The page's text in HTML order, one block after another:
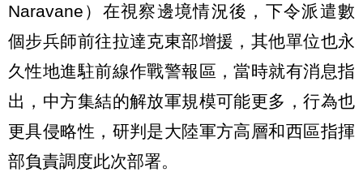
Naravane）在視察邊境情況後，下令派遣數
個步兵師前往拉達克東部增援，其他單位也永
久性地進駐前線作戰警報區，當時就有消息指
出，中方集結的解放軍規模可能更多，行為也
更具侵略性，研判是大陸軍方高層和西區指揮
部負責調度此次部署。